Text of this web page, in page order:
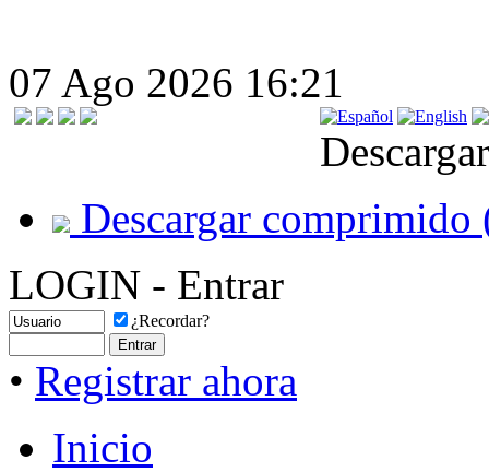
07 Ago 2026 16:21
Descargar comprimido
LOGIN - Entrar
¿Recordar?
• Registrar ahora
Inicio